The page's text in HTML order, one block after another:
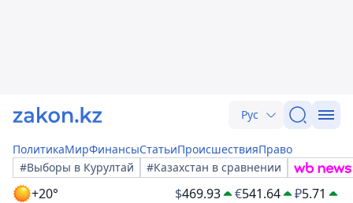
Рус
ПолитикаМирФинансыСтатьиПроисшествияПраво
#Выборы в Курултай
#Казахстан в сравнении
+20° $469.93 €541.64 ₽5.71